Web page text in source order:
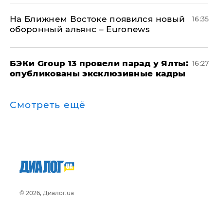
На Ближнем Востоке появился новый
оборонный альянс – Euronews
16:35
​БЭКи Group 13 провели парад у Ялты:
опубликованы эксклюзивные кадры
16:27
Смотреть ещё
© 2026, Диалог.ua